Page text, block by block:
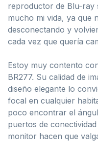
reproductor de Blu-ray
mucho mi vida, ya que
desconectando y
cada vez que quería
Estoy muy contento
BR277. Su calidad de
diseño elegante lo
focal en cualquier
poco encontrar el
puertos de
monitor hacen que